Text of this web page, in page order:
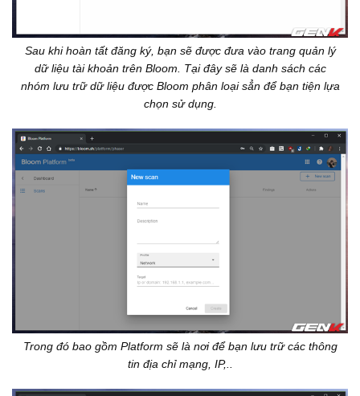
Sau khi hoàn tất đăng ký, bạn sẽ được đưa vào trang quản lý
dữ liệu tài khoản trên Bloom. Tại đây sẽ là danh sách các
nhóm lưu trữ dữ liệu được Bloom phân loại sẳn để bạn tiện lựa
chọn sử dụng.
Trong đó bao gồm Platform sẽ là nơi để bạn lưu trữ các thông
tin địa chỉ mạng, IP,..